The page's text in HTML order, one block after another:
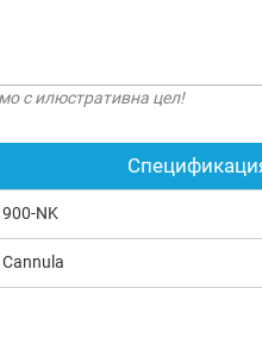
с илюстративна цел!
900-NK
Cannula